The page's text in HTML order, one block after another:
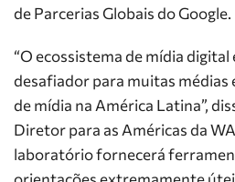
de Parcerias Globais do Google.
“O ecossistema de mídia digital
desafiador para muitas médias
de mídia na América Latina”,
Diretor para as Américas da
laboratório fornecerá